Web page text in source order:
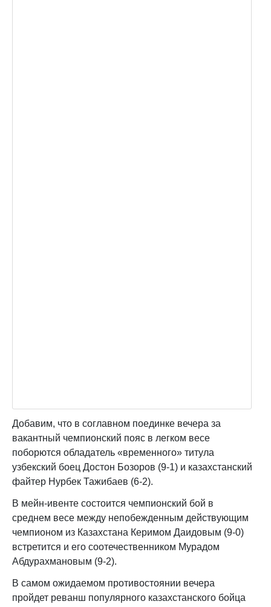
Добавим, что в соглавном поединке вечера за
вакантный чемпионский пояс в легком весе
поборются обладатель «временного» титула
узбекский боец Достон Бозоров (9-1) и казахстанский
файтер Нурбек Тажибаев (6-2).
В мейн-ивенте состоится чемпионский бой в
среднем весе между непобежденным действующим
чемпионом из Казахстана Керимом Даидовым (9-0)
встретится и его соотечественником Мурадом
Абдурахмановым (9-2).
В самом ожидаемом противостоянии вечера
пройдет реванш популярного казахстанского бойца